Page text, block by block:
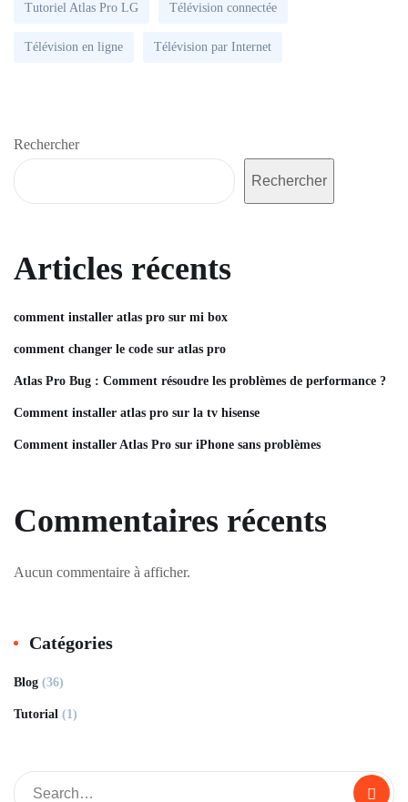
Tutoriel Atlas Pro LG Télévision connectée
Télévision en ligne Télévision par Internet
Rechercher
Rechercher
Articles récents
comment installer atlas pro sur mi box
comment changer le code sur atlas pro
Atlas Pro Bug : Comment résoudre les problèmes de performance ?
Comment installer atlas pro sur la tv hisense
Comment installer Atlas Pro sur iPhone sans problèmes
Commentaires récents
Aucun commentaire à afficher.
Catégories
Blog (36)
Tutorial (1)